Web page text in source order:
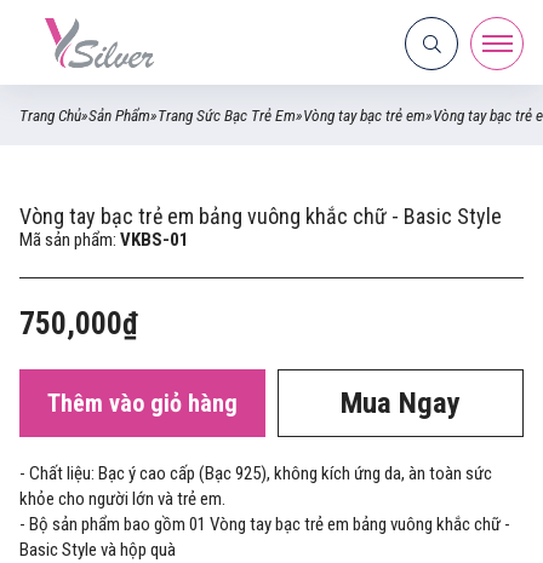
Trang Chủ»Sản Phẩm»Trang Sức Bạc Trẻ Em»Vòng tay bạc trẻ em»Vòng tay bạc trẻ
Vòng tay bạc trẻ em bảng vuông khắc chữ - Basic Style
Mã sản phẩm: VKBS-01
750,000₫
Thêm vào giỏ hàng Mua Ngay
- Chất liệu: Bạc ý cao cấp (Bạc 925), không kích ứng da, àn toàn sức
khỏe cho người lớn và trẻ em.
- Bộ sản phẩm bao gồm 01 Vòng tay bạc trẻ em bảng vuông khắc chữ -
Basic Style và hộp quà